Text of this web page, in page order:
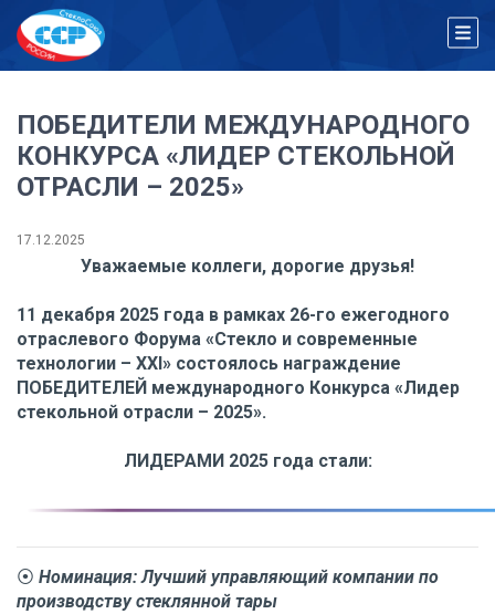
ПОБЕДИТЕЛИ МЕЖДУНАРОДНОГО
КОНКУРСА «ЛИДЕР СТЕКОЛЬНОЙ
ОТРАСЛИ – 2025»
17.12.2025
Уважаемые коллеги, дорогие друзья!
11 декабря 2025 года в рамках 26-го ежегодного
отраслевого Форума «Стекло и современные
технологии – XXI» состоялось награждение
ПОБЕДИТЕЛЕЙ международного Конкурса «Лидер
стекольной отрасли – 2025».
ЛИДЕРАМИ 2025 года стали:
⦿ Номинация: Лучший управляющий компании по
производству стеклянной тары